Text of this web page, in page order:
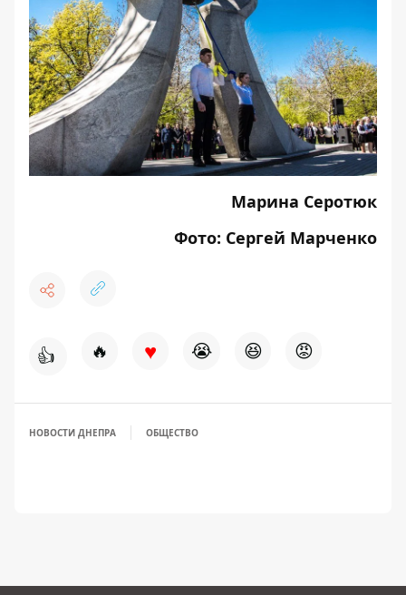
Марина Серотюк
Фото: Сергей Марченко
👍 🔥 ♥ 😭 😆 😡
НОВОСТИ ДНЕПРА ОБЩЕСТВО